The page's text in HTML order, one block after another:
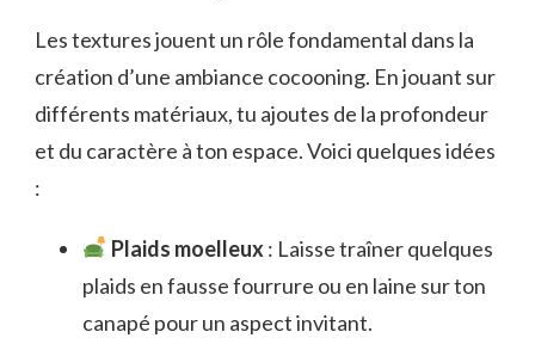
Les textures jouent un rôle fondamental dans la
création d’une ambiance cocooning. En jouant sur
différents matériaux, tu ajoutes de la profondeur
et du caractère à ton espace. Voici quelques idées
:
Plaids moelleux : Laisse traîner quelques
plaids en fausse fourrure ou en laine sur ton
canapé pour un aspect invitant.